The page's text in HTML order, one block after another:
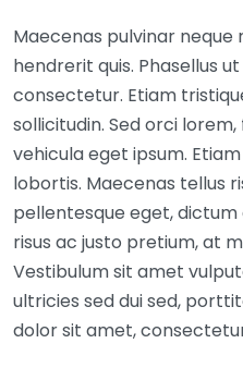
Maecenas pulvinar neque
hendrerit quis. Phasellus
consectetur. Etiam
sollicitudin. Sed orci
vehicula eget ipsum.
lobortis. Maecenas tellus
pellentesque eget,
risus ac justo pretium, at
Vestibulum sit amet
ultricies sed dui sed,
dolor sit amet,